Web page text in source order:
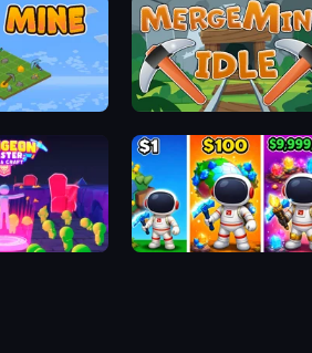
MergeMine Idle
- Cult & Craft My Home Planet